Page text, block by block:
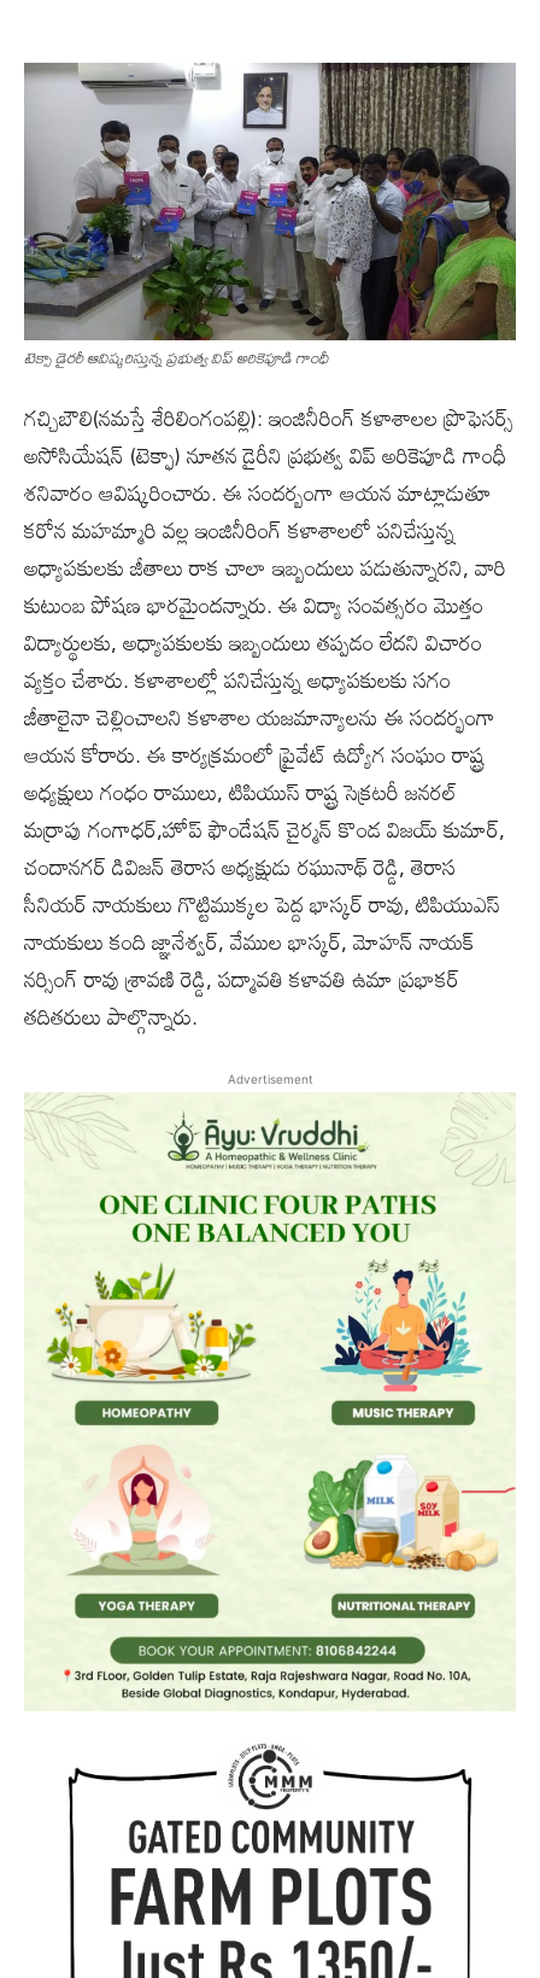
టెక్సా డైరరీ ఆవిష్క‌రిస్తున్న ప్ర‌భుత్వ విప్ అరికెపూడి గాంధీ
గ‌చ్చిబౌలి(న‌మ‌స్తే శేరిలింగంప‌ల్లి): ఇంజినీరింగ్ కళాశాలల ప్రొఫెస‌ర్స్‌‌
అసోసియేషన్ (టెక్ఫా) నూత‌న‌ డైరీని ప్ర‌భుత్వ విప్ అరికెపూడి గాంధీ
శ‌నివారం ఆవిష్క‌రించారు. ఈ సందర్బంగా ఆయ‌న మాట్లాడుతూ
కరోన మహమ్మారి వల్ల‌ ఇంజినీరింగ్ కళాశాలలో పనిచేస్తున్న
అధ్యాపకులకు జీతాలు రాక చాలా ఇబ్బందులు పడుతున్నారని, వారి
కుటుంబ పోషణ భారమైందన్నారు. ఈ విద్యా సంవ‌త్స‌రం మొత్తం
విద్యార్థుల‌కు, అధ్యాపకులకు ఇబ్బందులు తప్పడం లేదని విచారం
వ్యక్తం చేశారు. కళాశాలల్లో పనిచేస్తున్న అధ్యాప‌కుల‌కు స‌గం
జీతాలైనా చెల్లించాలని కళాశాల యజమాన్యాలను ఈ సంద‌ర్భంగా
ఆయ‌న కోరారు. ఈ కార్యక్రమంలో ప్రైవేట్ ఉద్యోగ సంఘం రాష్ట్ర
అధ్యక్షులు గంధం రాములు, టిపియుస్ రాష్ట్ర సెక్రటరీ జనరల్
మర్రాపు గంగాధర్,హోప్ ఫౌండేషన్ చైర్మన్ కొండ విజయ్ కుమార్,
చందానగర్ డివిజన్ తెరాస అధ్యక్షుడు రఘునాథ్ రెడ్డి, తెరాస
సీనియర్ నాయకులు గొట్టిముక్కల పెద్ద భాస్కర్ రావు, టిపియుఎస్
నాయకులు కంది జ్ఞానేశ్వర్, వేముల భాస్కర్, మోహన్ నాయక్
నర్సింగ్ రావు శ్రావణి రెడ్డి, పద్మావతి కళావతి ఉమా ప్రభాకర్
తదితరులు పాల్గొన్నారు.
Advertisement